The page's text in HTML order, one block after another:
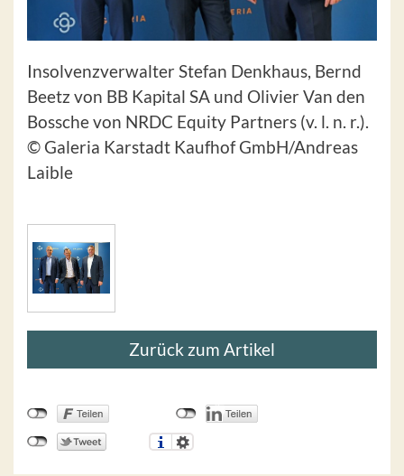
Insolvenzverwalter Stefan Denkhaus, Bernd
Beetz von BB Kapital SA und Olivier Van den
Bossche von NRDC Equity Partners (v. l. n. r.).
© Galeria Karstadt Kaufhof GmbH/Andreas
Laible
Zurück zum Artikel